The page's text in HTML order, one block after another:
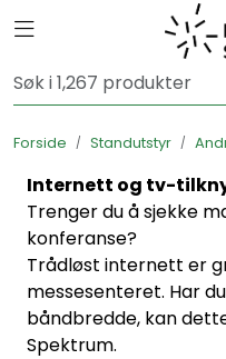
Skip to main content
Toggle navigation
Forside Standutstyr
Internett og tv-
Trenger du å sjekke
konferanse?
Trådløst internett er
messesenteret. Har
båndbredde, kan
Spektrum.
Ferdigstands
Standutstyr
Bestill mat til standen
Foto og video